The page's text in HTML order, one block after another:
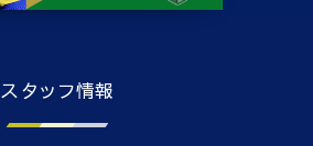
スタッフ情報